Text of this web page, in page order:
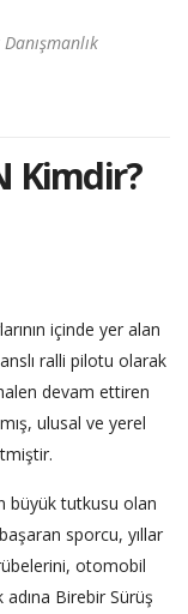
Kimdir?
içinde yer alan
ralli pilotu olarak
devam ettiren
ulusal ve yerel
büyük tutkusu olan
sporcu, yıllar
otomobil
Birebir Sürüş